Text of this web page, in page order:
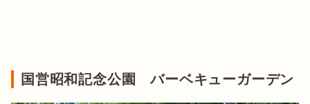
国営昭和記念公園 バーベキューガーデン